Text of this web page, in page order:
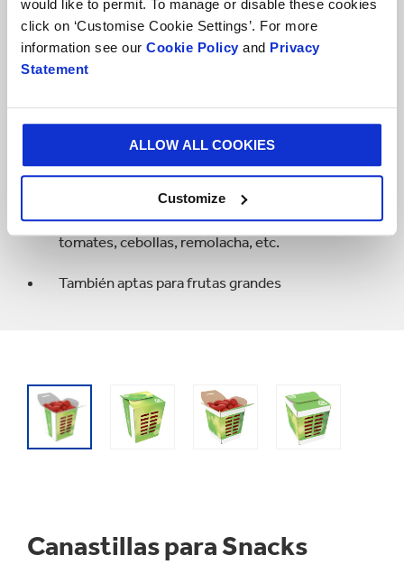
would like to permit. To manage or disable these cookies
click on ‘Customise Cookie Settings’. For more
information see our Cookie Policy and Privacy
Statement
ALLOW ALL COOKIES
Customize
Atractivas y convenientes canastillas, ya sea
pre-empacadas o llenadas por el consumidor
Las dimensiones, la forma y el material a base de
Disponible varias técnicas de impresión
Reciclables
Ideal para verduras más grandes: aguacates,
tomates, cebollas, remolacha, etc.
También aptas para frutas grandes
Canastillas para Snacks